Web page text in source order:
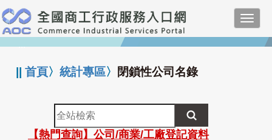
跳
到
主
要
:::
||首頁〉統計專區〉 閉鎖性公司名錄
全
站
檢
【熱門查詢】公司/商業/工廠登記資料